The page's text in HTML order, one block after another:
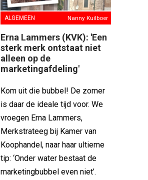
ALGEMEEN Nanny Kuilboer
Erna Lammers (KVK): 'Een
sterk merk ontstaat niet
alleen op de
marketingafdeling'
Kom uit die bubbel! De zomer
is daar de ideale tijd voor. We
vroegen Erna Lammers,
Merkstrateeg bij Kamer van
Koophandel, naar haar ultieme
tip: ‘Onder water bestaat de
marketingbubbel even niet’.